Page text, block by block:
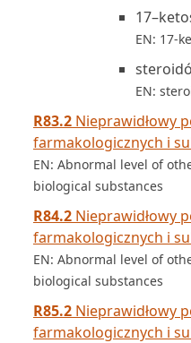
EN: 17-
EN:
R83.2 Nieprawidłowy
farmakologicznych i
EN: Abnormal level of
biological substances
R84.2 Nieprawidłowy
farmakologicznych i
EN: Abnormal level of
biological substances
R85.2 Nieprawidłowy
farmakologicznych i